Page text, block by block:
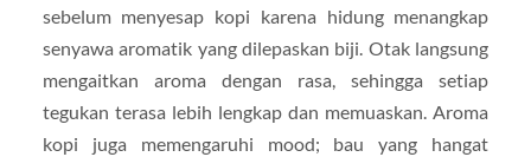
sebelum menyesap kopi karena hidung menangkap
senyawa aromatik yang dilepaskan biji. Otak langsung
mengaitkan aroma dengan rasa, sehingga setiap
tegukan terasa lebih lengkap dan memuaskan. Aroma
kopi juga memengaruhi mood; bau yang hangat